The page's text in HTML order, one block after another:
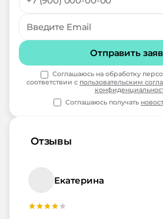
Отправить
Соглашаюсь на обработку
соответствии с пользовательским
Соглашаюсь получать
Отзывы
Екатерина